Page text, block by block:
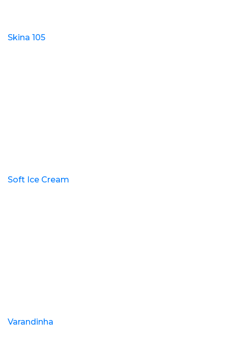
Skina 105
Soft Ice Cream
Varandinha